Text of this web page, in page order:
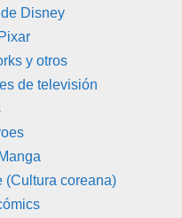
Disney
y otros
de televisión
(Cultura coreana)